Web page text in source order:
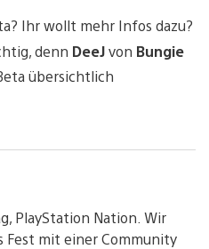
Ihr wollt mehr Infos dazu?
denn DeeJvon Bungie
übersichtlich
PlayStation Nation. Wir
Fest mit einer Community